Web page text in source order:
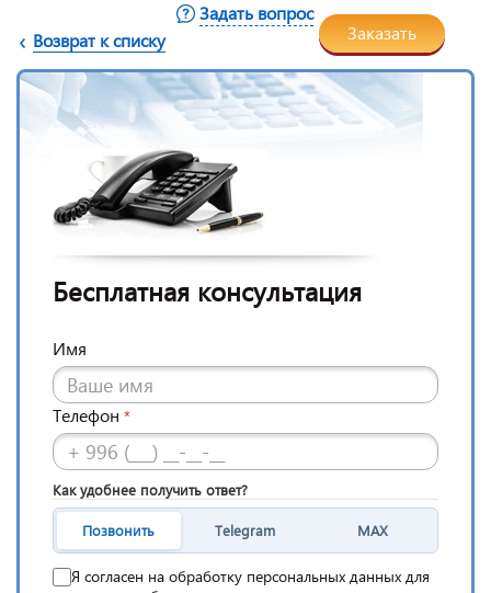
Возврат к списку
Задать вопрос
Заказать
Бесплатная консультация
Имя
Телефон *
Как удобнее получить ответ?
Позвонить Telegram MAX
Я согласен на обработку персональных данных для